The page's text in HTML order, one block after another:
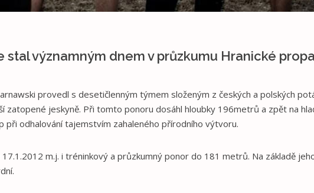
stal významným dnem v průzkumu Hranické
provedl s desetičlenným týmem složeným z českých a polských
zatopené jeskyně. Při tomto ponoru dosáhl hloubky 196metrů a zpět na
při odhalování tajemstvím zahaleného přírodního výtvoru.
m.j. i tréninkový a průzkumný ponor do 181 metrů. Na základě